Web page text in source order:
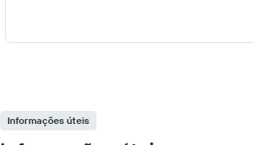
Informações úteis